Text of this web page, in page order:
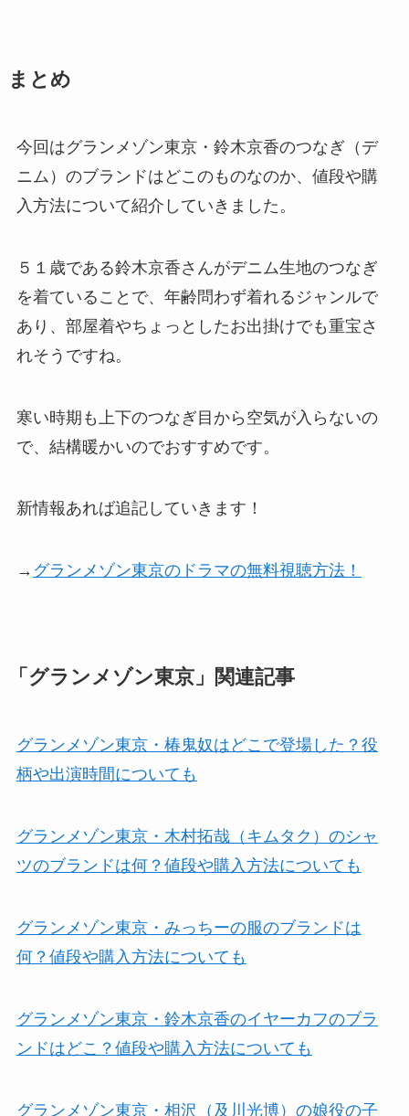
まとめ
今回はグランメゾン東京・鈴木京香のつなぎ（デ
ニム）のブランドはどこのものなのか、値段や購
入方法について紹介していきました。
５１歳である鈴木京香さんがデニム生地のつなぎ
を着ていることで、年齢問わず着れるジャンルで
あり、部屋着やちょっとしたお出掛けでも重宝さ
れそうですね。
寒い時期も上下のつなぎ目から空気が入らないの
で、結構暖かいのでおすすめです。
新情報あれば追記していきます！
→ グランメゾン東京のドラマの無料視聴方法！
「グランメゾン東京」関連記事
グランメゾン東京・椿鬼奴はどこで登場した？役
柄や出演時間についても
グランメゾン東京・木村拓哉（キムタク）のシャ
ツのブランドは何？値段や購入方法についても
グランメゾン東京・みっちーの服のブランドは
何？値段や購入方法についても
グランメゾン東京・鈴木京香のイヤーカフのブラ
ンドはどこ？値段や購入方法についても
グランメゾン東京・相沢（及川光博）の娘役の子